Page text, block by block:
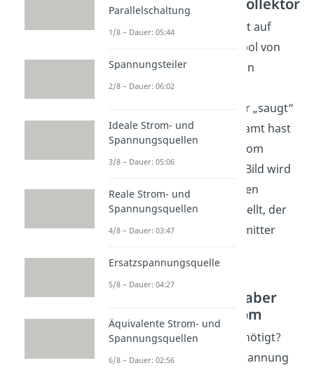
In der oberen Diode wartet auf
diese Elektronen der Pluspol von
. Dadurch werden sie in
Richtung des Kollektors
beschleunigt; der Kollektor „saugt“
die Elektronen auf. Insgesamt hast
du also einen Stromfluss vom
Emitter zum Kollektor. Im Bild wird
das üblicherweise durch den
Kollektorstrom
dargestellt, der
aber vom Kollektor zum Emitter
Kleiner Basisstrom, aber
großer Kollektorstrom
Und was hast du dafür benötigt?
Nur eine relativ geringe Spannung
Parallelschaltung
1/8 – Dauer: 05:44
Spannungsteiler
2/8 – Dauer: 06:02
Ideale Strom- und
Spannungsquellen
3/8 – Dauer: 05:06
Reale Strom- und
Spannungsquellen
4/8 – Dauer: 03:47
Ersatzspannungsquelle
5/8 – Dauer: 04:27
Äquivalente Strom- und
Spannungsquellen
6/8 – Dauer: 02:56